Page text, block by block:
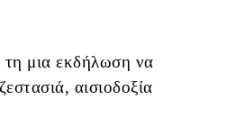
μια εκδήλωση να
αισιοδοξία